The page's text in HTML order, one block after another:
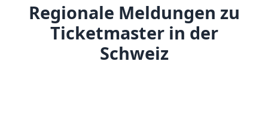
Regionale Meldungen zu
Ticketmaster in der
Schweiz